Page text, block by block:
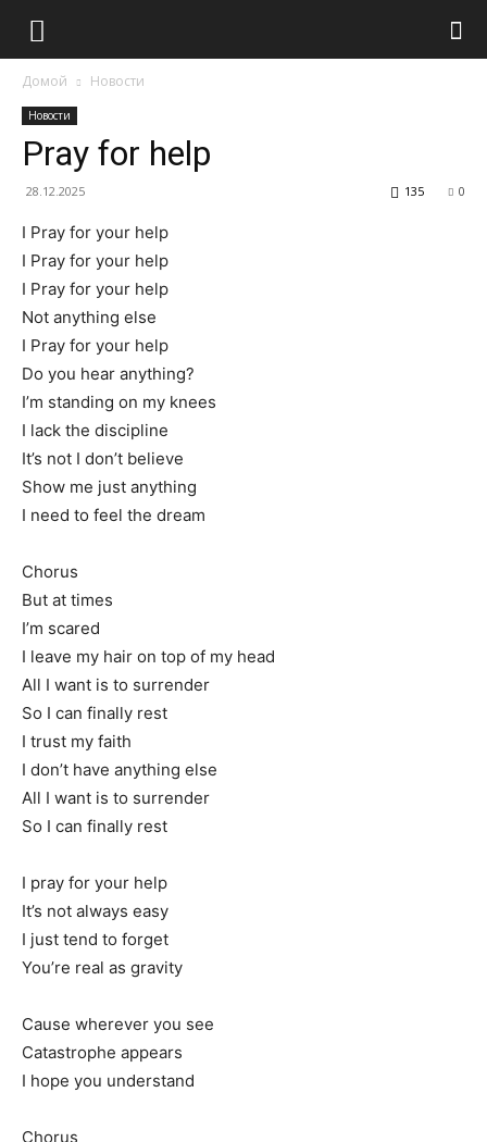
Домой Новости
Новости
Pray for help
28.12.2025 0
135
I Pray for your help
I Pray for your help
I Pray for your help
Not anything else
I Pray for your help
Do you hear anything?
I’m standing on my knees
I lack the discipline
It’s not I don’t believe
Show me just anything
I need to feel the dream
Chorus
But at times
I’m scared
I leave my hair on top of my head
All I want is to surrender
So I can finally rest
I trust my faith
I don’t have anything else
All I want is to surrender
So I can finally rest
I pray for your help
It’s not always easy
I just tend to forget
You’re real as gravity
Cause wherever you see
Catastrophe appears
I hope you understand
Chorus